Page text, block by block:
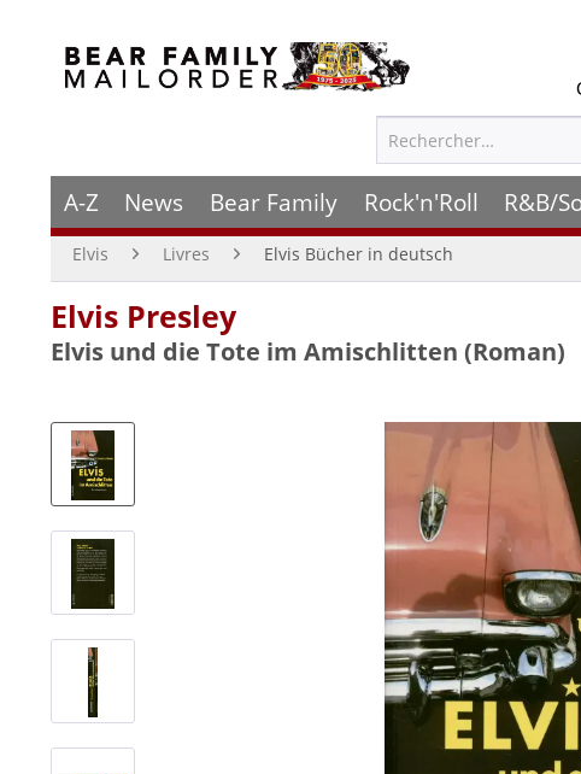
A-Z News Bear Family Rock'n'Roll R&B/
Elvis Livres Elvis Bücher in deutsch
Elvis Presley
Elvis und die Tote im Amischlitten (Roman)